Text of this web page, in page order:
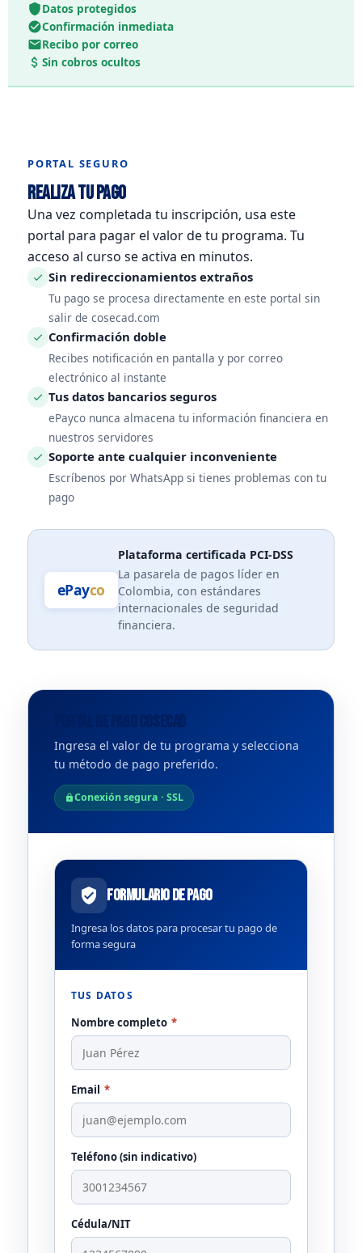
Datos protegidos
Confirmación inmediata
Recibo por correo
Sin cobros ocultos
PORTAL SEGURO
Realiza tu pago
Una vez completada tu inscripción, usa este
portal para pagar el valor de tu programa. Tu
acceso al curso se activa en minutos.
Sin redireccionamientos extraños
Tu pago se procesa directamente en este portal sin
salir de cosecad.com
Confirmación doble
Recibes notificación en pantalla y por correo
electrónico al instante
Tus datos bancarios seguros
ePayco nunca almacena tu información financiera en
nuestros servidores
Soporte ante cualquier inconveniente
Escríbenos por WhatsApp si tienes problemas con tu
pago
ePayco
Plataforma certificada PCI-DSS
La pasarela de pagos líder en
Colombia, con estándares
internacionales de seguridad
financiera.
Portal de pago COSECAD
Ingresa el valor de tu programa y selecciona
tu método de pago preferido.
Conexión segura · SSL
Formulario de Pago
Ingresa los datos para procesar tu pago de
forma segura
TUS DATOS
Nombre completo *
Email *
Teléfono (sin indicativo)
Cédula/NIT